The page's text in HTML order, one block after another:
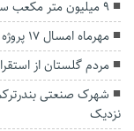
۹ میلیون متر مکعب سیلاب وارد سد‌های گلستان شد
مهرماه امسال 17 پروژه آموزشی تحویل آموزش و پرورش گلستان می شود
مردم گلستان از
شهرک صنعتی
نزدیک